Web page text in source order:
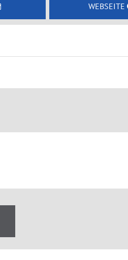
WEBSEITE